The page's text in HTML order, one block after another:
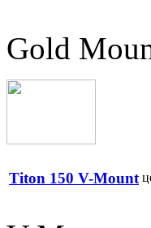
Gold
Titon 150 V-Mount